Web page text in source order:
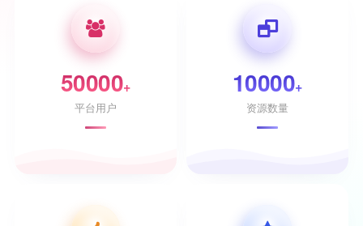
50000+
平台用户
10000+
资源数量